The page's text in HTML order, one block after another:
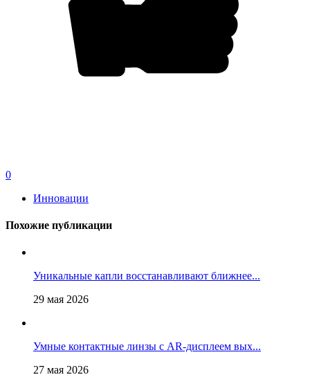
0
Инновации
Похожие публикации
Уникальные капли восстанавливают ближнее...
29 мая 2026
Умные контактные линзы с AR-дисплеем вых...
27 мая 2026